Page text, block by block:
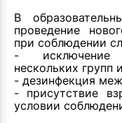
В
проведение
при соблюдении
- исключение
нескольких групп
- дезинфекция
- присутствие
условии